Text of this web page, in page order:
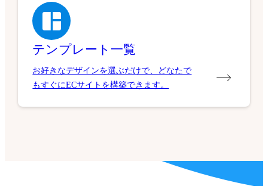
テンプレート一覧
お好きなデザインを選ぶだけで、どなたで
もすぐにECサイトを構築できます。